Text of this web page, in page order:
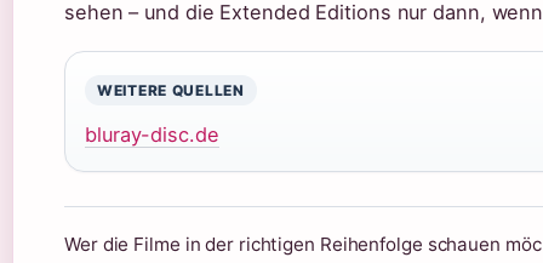
sehen – und die Extended Editions nur dann,
WEITERE QUELLEN
bluray-disc.de
Wer die Filme in der richtigen Reihenfolge schauen